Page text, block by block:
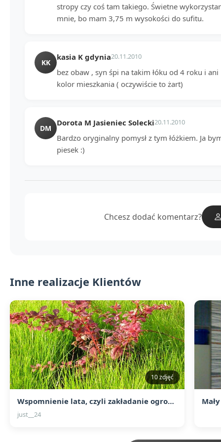
stropy czy coś tam takiego. Świetne
mnie, bo mam 3,75 m wysokości do sufitu.
KK
kasia K gdynia20.11.2010
bez obaw , syn śpi na takim łóku od 4 roku i ani
kolor mieszkania ( oczywiście to żart)
DM
Dorota M Jasieniec Solecki20.11.2010
Bardzo oryginalny pomysł z tym łóżkiem. Ja
piesek :)
Chcesz dodać komentarz?
Inne realizacje Klientów
10 zdjęć
Wspomnienie lata, czyli zakładanie ogrodu
just__24